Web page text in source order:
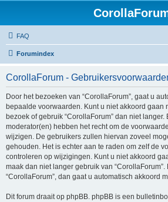
FAQ
Forumindex
CorollaForum -
Door het bezoeken van “CorollaForum”, gaat u
bepaalde voorwaarden. Kunt u niet akkoord gaan
bezoek of gebruik “CorollaForum” dan niet langer.
moderator(en) hebben het recht om de
wijzigen. De gebruikers zullen hiervan zoveel
gehouden. Het is echter aan te raden om zelf de
controleren op wijzigingen. Kunt u niet akkoord
maak dan niet langer gebruik van
“CorollaForum”, dan gaat u automatisch akkoord
Dit forum draait op phpBB. phpBB is een